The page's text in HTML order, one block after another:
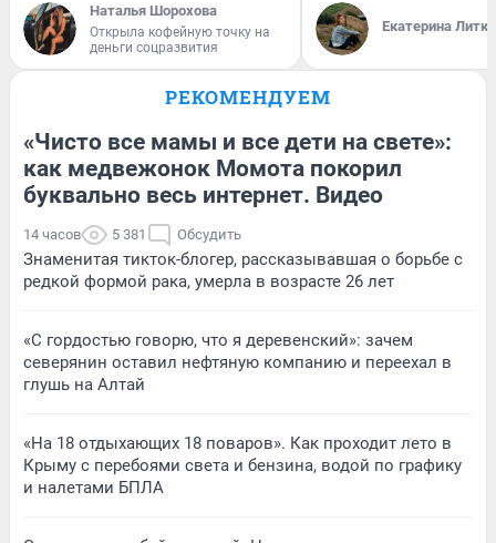
Наталья Шорохова
Открыла кофейную точку на
деньги соцразвития
Екатерина
РЕКОМЕНДУЕМ
«Чисто все мамы и все дети на свете»:
как медвежонок Момота покорил
буквально весь интернет. Видео
14 часов 5 381 Обсудить
Знаменитая тикток-блогер, рассказывавшая о борьбе с
редкой формой рака, умерла в возрасте 26 лет
«С гордостью говорю, что я деревенский»: зачем
северянин оставил нефтяную компанию и переехал в
глушь на Алтай
«На 18 отдыхающих 18 поваров». Как проходит лето в
Крыму с перебоями света и бензина, водой по графику
и налетами БПЛА